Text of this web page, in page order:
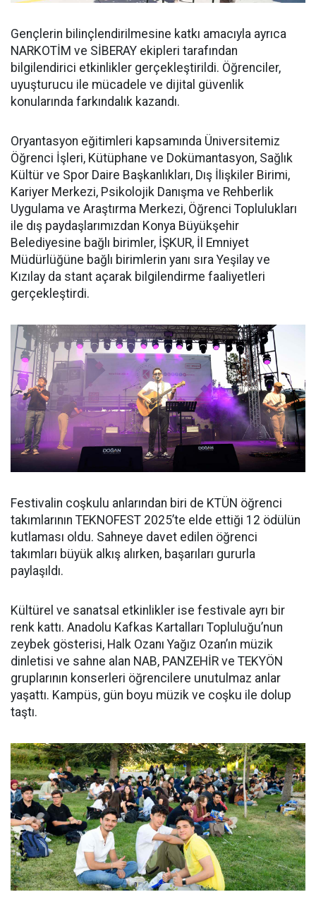
Gençlerin bilinçlendirilmesine katkı amacıyla ayrıca
NARKOTİM ve SİBERAY ekipleri tarafından
bilgilendirici etkinlikler gerçekleştirildi. Öğrenciler,
uyuşturucu ile mücadele ve dijital güvenlik
konularında farkındalık kazandı.
Oryantasyon eğitimleri kapsamında Üniversitemiz
Öğrenci İşleri, Kütüphane ve Dokümantasyon, Sağlık
Kültür ve Spor Daire Başkanlıkları, Dış İlişkiler Birimi,
Kariyer Merkezi, Psikolojik Danışma ve Rehberlik
Uygulama ve Araştırma Merkezi, Öğrenci Toplulukları
ile dış paydaşlarımızdan Konya Büyükşehir
Belediyesine bağlı birimler, İŞKUR, İl Emniyet
Müdürlüğüne bağlı birimlerin yanı sıra Yeşilay ve
Kızılay da stant açarak bilgilendirme faaliyetleri
gerçekleştirdi.
Festivalin coşkulu anlarından biri de KTÜN öğrenci
takımlarının TEKNOFEST 2025’te elde ettiği 12 ödülün
kutlaması oldu. Sahneye davet edilen öğrenci
takımları büyük alkış alırken, başarıları gururla
paylaşıldı.
Kültürel ve sanatsal etkinlikler ise festivale ayrı bir
renk kattı. Anadolu Kafkas Kartalları Topluluğu’nun
zeybek gösterisi, Halk Ozanı Yağız Ozan’ın müzik
dinletisi ve sahne alan NAB, PANZEHİR ve TEKYÖN
gruplarının konserleri öğrencilere unutulmaz anlar
yaşattı. Kampüs, gün boyu müzik ve coşku ile dolup
taştı.